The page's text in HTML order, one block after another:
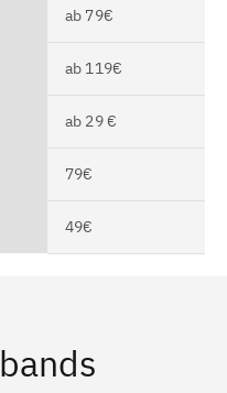
ab 79€
ab 119€
ab 29 €
79€
49€